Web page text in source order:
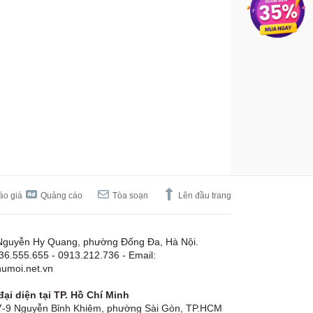
giá Quảng cáo Tòa soạn Lên đầu trang
Hy Quang, phường Đống Đa, Hà Nội.
- 0913.212.736 - Email:
diện tại TP. Hồ Chí Minh
9 Nguyễn Bỉnh Khiêm, phường Sài Gòn, TP.HCM